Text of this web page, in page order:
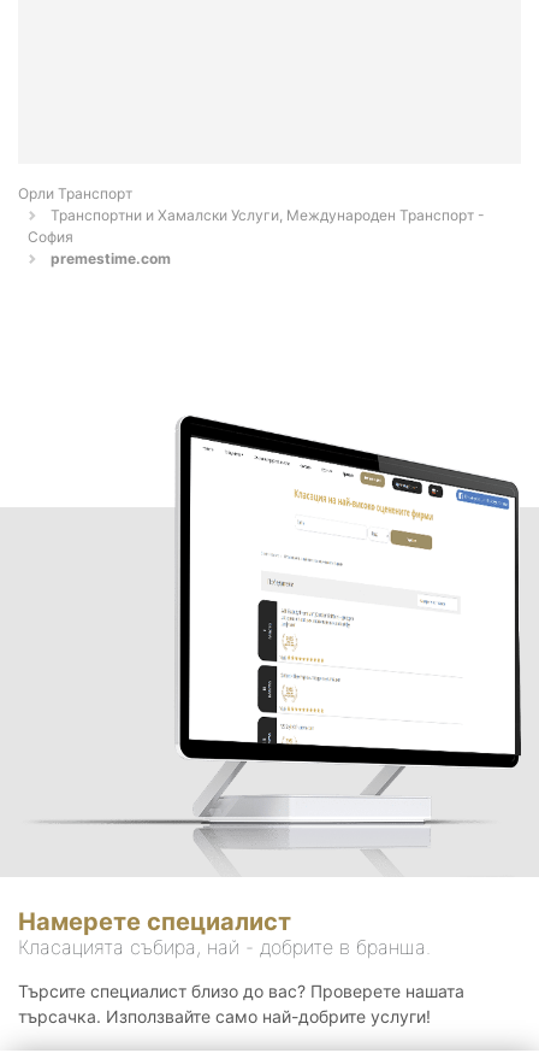
Орли Транспорт
Транспортни и Хамалски Услуги, Международен Транспорт -
София
premestime.com
Намерете специалист
Класацията събира, най - добрите в бранша.
Търсите специалист близо до вас? Проверете нашата
търсачка. Използвайте само най-добрите услуги!